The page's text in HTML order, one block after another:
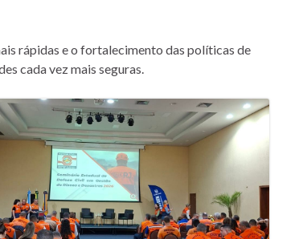
rápidas e o fortalecimento das políticas de
cada vez mais seguras.